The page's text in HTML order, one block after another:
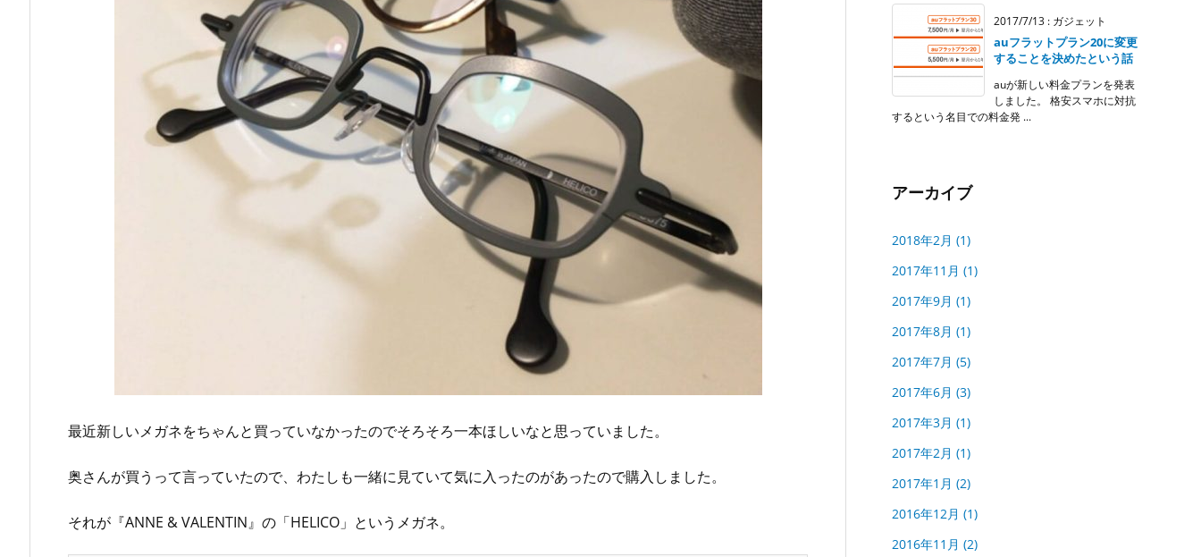
最近新しいメガネをちゃんと買っていなかったのでそろそろ一本ほしいなと思っていました。
奥さんが買うって言っていたので、わたしも一緒に見ていて気に入ったのがあったので購入しました。
それが『ANNE & VALENTIN』の「HELICO」というメガネ。
2017/7/13 : ガジェット
auフラットプラン20に変更
することを決めたという話
auが新しい料金プランを発表
しました。 格安スマホに対抗
するという名目での料金発 ...
アーカイブ
2018年2月 (1)
2017年11月 (1)
2017年9月 (1)
2017年8月 (1)
2017年7月 (5)
2017年6月 (3)
2017年3月 (1)
2017年2月 (1)
2017年1月 (2)
2016年12月 (1)
2016年11月 (2)